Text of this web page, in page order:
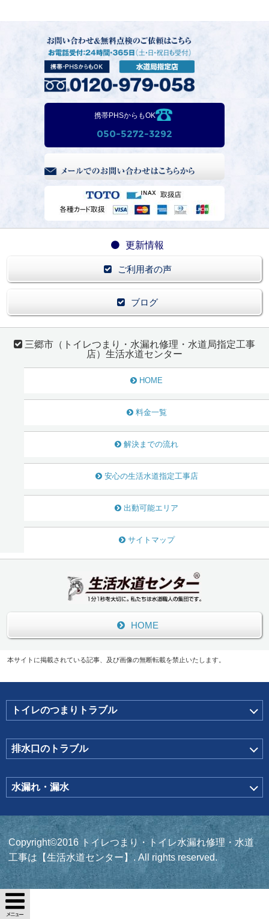
携帯PHSからもOK
050-5272-3292
更新情報
ご利用者の声
ブログ
三郷市（トイレつまり・水漏れ修理・水道局指定工事
店）生活水道センター
HOME
料金一覧
解決までの流れ
安心の生活水道指定工事店
出動可能エリア
サイトマップ
HOME
本サイトに掲載されている記事、及び画像の無断転載を禁止いたします。
トイレのつまりトラブル
排水口のトラブル
水漏れ・漏水
Copyright©2016 トイレつまり・トイレ水漏れ修理・水道
工事は【生活水道センター】. All rights reserved.